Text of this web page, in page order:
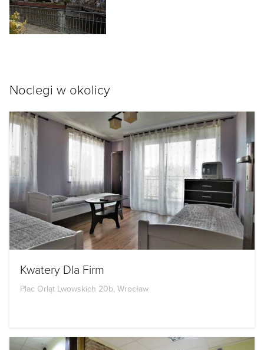
Noclegi w okolicy
Kwatery Dla Firm
Plac Orląt Lwowskich 20b, Wrocław